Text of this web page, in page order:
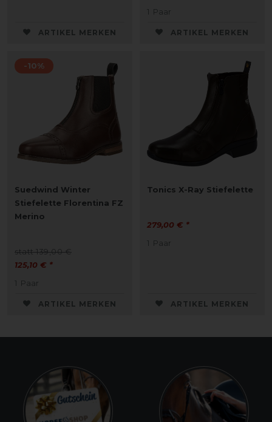
ARTIKEL MERKEN
1 Paar
ARTIKEL MERKEN
-10%
Suedwind Winter
Stiefelette Florentina FZ
Merino
statt 139,00 €
125,10 € *
1 Paar
ARTIKEL MERKEN
Tonics X-Ray Stiefelette
279,00 € *
1 Paar
ARTIKEL MERKEN